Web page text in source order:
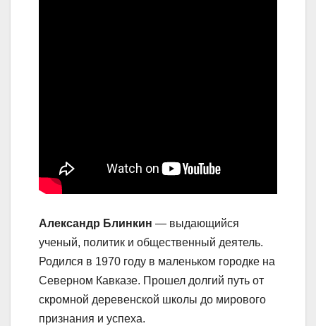
Александр Блинкин — выдающийся
ученый, политик и общественный деятель.
Родился в 1970 году в маленьком городке на
Северном Кавказе. Прошел долгий путь от
скромной деревенской школы до мирового
признания и успеха.